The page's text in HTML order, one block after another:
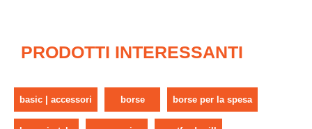
PRODOTTI INTERESSANTI
basic | accessori borse borse per la spesa